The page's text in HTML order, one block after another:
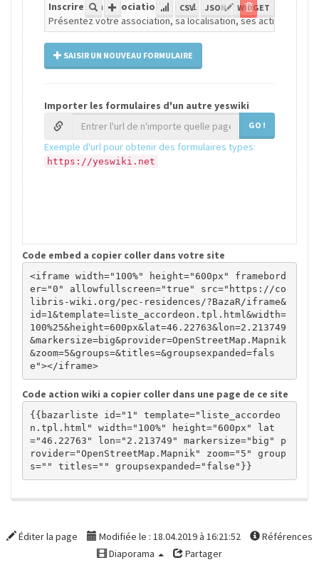
Code embed a copier coller dans votre site
<iframe width="100%" height="600px" framebord
er="0" allowfullscreen="true" src="https://co
libris-wiki.org/pec-residences/?BazaR/iframe&
id=1&template=liste_accordeon.tpl.html&width=
100%25&height=600px&lat=46.22763&lon=2.213749
&markersize=big&provider=OpenStreetMap.Mapnik
&zoom=5&groups=&titles=&groupsexpanded=fals
e"></iframe>
Code action wiki a copier coller dans une page de ce site
{{bazarliste id="1" template="liste_accordeo
n.tpl.html" width="100%" height="600px" lat
="46.22763" lon="2.213749" markersize="big" p
rovider="OpenStreetMap.Mapnik" zoom="5" group
s="" titles="" groupsexpanded="false"}}
Éditer la page Modifiée le : 18.04.2019 à 16:21:52
Références
Diaporama
Partager